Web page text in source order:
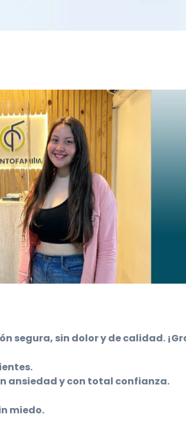
segura, sin dolor y de calidad.
ansiedad y con total confianza.
miedo.